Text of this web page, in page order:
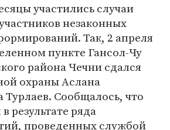
участились случаи
незаконных
Так, 2 апреля
пункте Гансол-Чу
района Чечни сдался
охраны Аслана
Сообщалось, что
результате ряда
проведенных службой